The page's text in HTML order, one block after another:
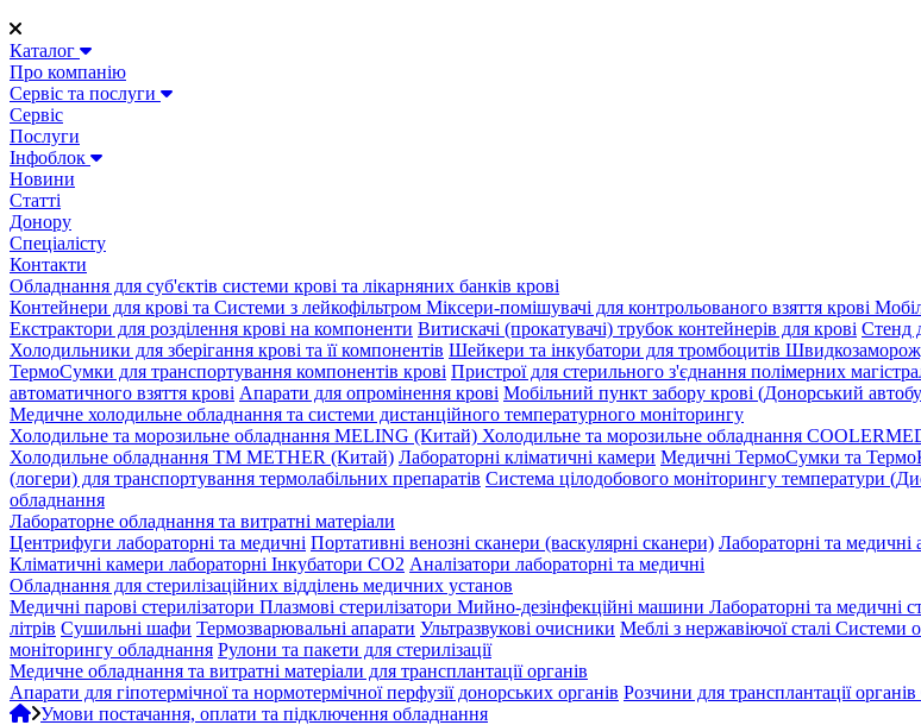
Каталог
Про компанію
Сервіс та послуги
Сервіс
Послуги
Інфоблок
Новини
Статті
Донору
Спеціалісту
Контакти
Обладнання для суб'єктів системи крові та лікарняних банків крові
Контейнери для крові та Системи з лейкофільтром Міксери-помішувачі для контрольованого взяття крові
Екстрактори для розділення крові на компоненти Витискачі (прокатувачі) трубок контейнерів для крові Стенд
Холодильники для зберігання крові та її компонентів Шейкери та інкубатори для тромбоцитів
ТермоСумки для транспортування компонентів крові Пристрої для стерильного з'єднання полімерних
автоматичного взяття крові Апарати для опромінення крові Мобільний пункт забору крові (Донорський
Медичне холодильне обладнання та системи дистанційного температурного моніторингу
Холодильне та морозильне обладнання MELING (Китай) Холодильне та морозильне обладнання
Холодильне обладнання TM METHER (Китай) Лабораторні кліматичні камери Медичні ТермоСумки та
(логери) для транспортування термолабільних препаратів Система цілодобового моніторингу температури
обладнання
Лабораторне обладнання та витратні матеріали
Центрифуги лабораторні та медичні Портативні венозні сканери (васкулярні сканери) Лабораторні та медичні
Кліматичні камери лабораторні Інкубатори СО2 Аналізатори лабораторні та медичні
Обладнання для стерилізаційних відділень медичних установ
Медичні парові стерилізатори Плазмові стерилізатори Мийно-дезінфекційні машини Лабораторні та медичні
літрів Сушильні шафи Термозварювальні апарати Ультразвукові очисники Меблі з нержавіючої сталі Системи
моніторингу обладнання Рулони та пакети для стерилізації
Медичне обладнання та витратні матеріали для трансплантації органів
Апарати для гіпотермічної та нормотермічної перфузії донорських органів Розчини для трансплантації
Умови постачання, оплати та підключення обладнання